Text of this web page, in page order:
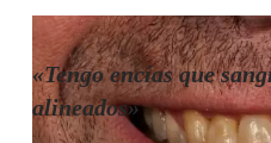
«Tengo encías que
alineados»